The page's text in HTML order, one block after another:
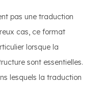
pas une traduction
cas, ce format
lorsque la
sont essentielles.
lesquels la traduction